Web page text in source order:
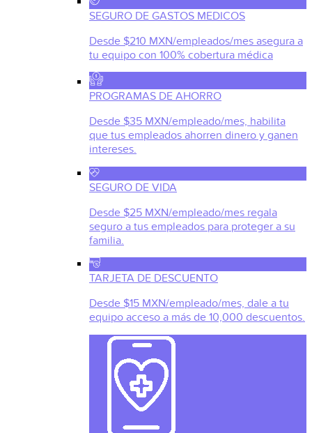
SEGURO DE GASTOS MEDICOS
Desde $210 MXN/empleados/mes asegura a
tu equipo con 100% cobertura médica
PROGRAMAS DE AHORRO
Desde $35 MXN/empleado/mes, habilita
que tus empleados ahorren dinero y ganen
intereses.
SEGURO DE VIDA
Desde $25 MXN/empleado/mes regala
seguro a tus empleados para proteger a su
familia.
TARJETA DE DESCUENTO
Desde $15 MXN/empleado/mes, dale a tu
equipo acceso a más de 10,000 descuentos.